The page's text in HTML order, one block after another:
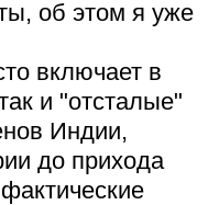
об этом я уже
включает в
и "отсталые"
Индии,
до прихода